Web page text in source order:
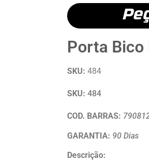
Porta Bico
SKU: 484
SKU: 484
COD. BARRAS:
GARANTIA: 90 Dias
Descrição: